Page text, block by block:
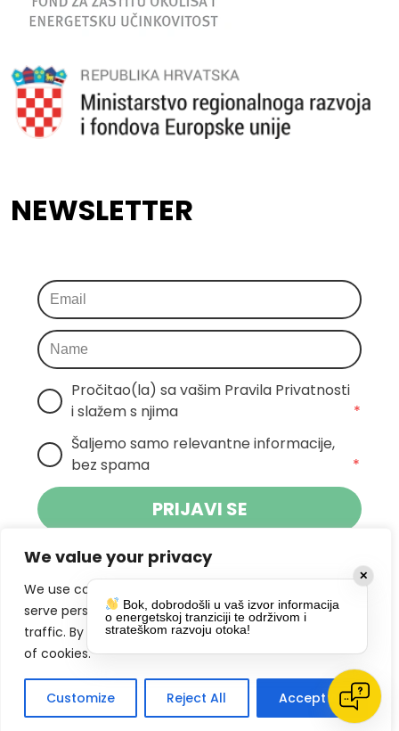
We value your privacy
We use cookies to enhance your browsing experience,
serve personalized ads or content, and analyze our
traffic. By clicking "Accept All", you consent to our use
of cookies.
Customize Reject All Accept All
NEWSLETTER
Pročitao(la) sa vašim Pravila Privatnosti
i slažem s njima
*
Šaljemo samo relevantne informacije,
bez spama
*
PRIJAVI SE
Klikom na gumb dajete suglasnost za
primanje novosti Pokreta Otoka te se
slažete spolitikom privatnosti.
DRUŠTVENE MREŽE
✕
Bok, dobrodošli u vaš izvor informacija
o energetskoj tranziciji te održivom i
strateškom razvoju otoka!